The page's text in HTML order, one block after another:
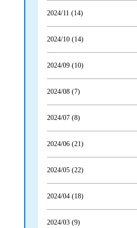
2024/11 (14)
2024/10 (14)
2024/09 (10)
2024/08 (7)
2024/07 (8)
2024/06 (21)
2024/05 (22)
2024/04 (18)
2024/03 (9)